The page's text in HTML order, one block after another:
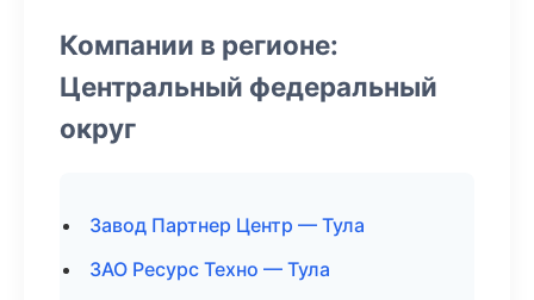
Компании в регионе:
Центральный федеральный
округ
Завод Партнер Центр — Тула
ЗАО Ресурс Техно — Тула